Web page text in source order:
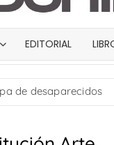
EDITORIAL